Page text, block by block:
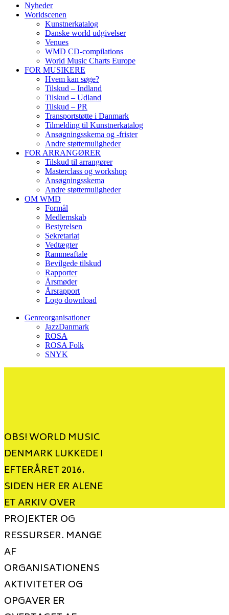
Nyheder
Worldscenen
Kunstnerkatalog
Danske world udgivelser
Venues
WMD CD-compilations
World Music Charts Europe
FOR MUSIKERE
Hvem kan søge?
Tilskud – Indland
Tilskud – Udland
Tilskud – PR
Transportstøtte i Danmark
Tilmelding til Kunstnerkatalog
Ansøgningsskema og -frister
Andre støttemuligheder
FOR ARRANGØRER
Tilskud til arrangører
Masterclass og workshop
Ansøgningsskema
Andre støttemuligheder
OM WMD
Formål
Medlemskab
Bestyrelsen
Sekretariat
Vedtægter
Rammeaftale
Bevilgede tilskud
Rapporter
Årsmøder
Årsrapport
Logo download
Genreorganisationer
JazzDanmark
ROSA
ROSA Folk
SNYK
OBS! WORLD MUSIC
DENMARK LUKKEDE I
EFTERÅRET 2016.
SIDEN HER ER ALENE
ET ARKIV OVER
PROJEKTER OG
RESSURSER. MANGE
AF
ORGANISATIONENS
AKTIVITETER OG
OPGAVER ER